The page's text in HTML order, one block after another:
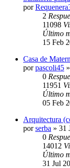
por
2
11098
Último
15 Feb
Casa de
porpascoli45 »
0
11951
Último
05 Feb
Arquitectura
porserba » 31
0
14012
Último
31 Jul